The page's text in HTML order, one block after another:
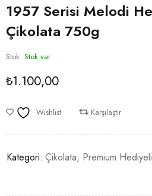
1957 Serisi Melodi
Çikolata 750g
Stok: Stok var
₺1.100,00
Wishlist Karşılaştır
Kategori: Çikolata, Premium